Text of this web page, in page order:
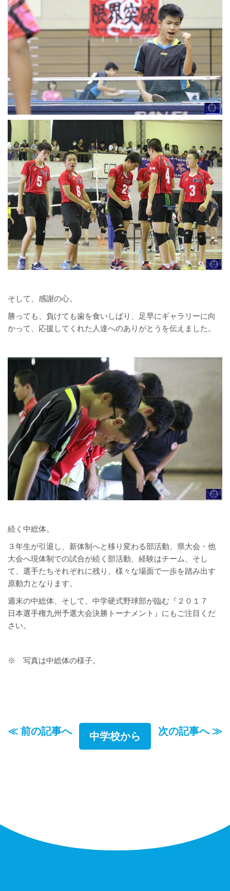
そして、感謝の心。
勝っても、負けても歯を食いしばり、足早にギャラリーに向
かって、応援してくれた人達へのありがとうを伝えました。
続く中総体。
３年生が引退し、新体制へと移り変わる部活動、県大会・他
大会へ現体制での試合が続く部活動、経験はチーム、そし
て、選手たちそれぞれに残り、様々な場面で一歩を踏み出す
原動力となります。
週末の中総体、そして、中学硬式野球部が臨む『２０１７
日本選手権九州予選大会決勝トーナメント』にもご注目くだ
さい。
※ 写真は中総体の様子。
≪ 前の記事へ 中学校から 次の記事へ ≫